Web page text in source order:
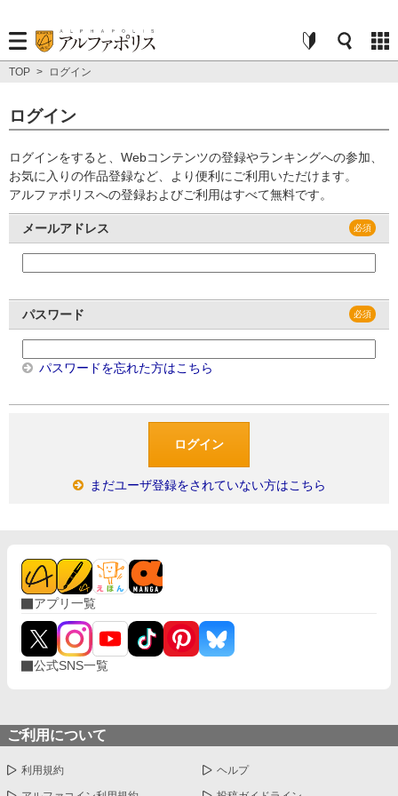
TOP > ログイン
ログイン
ログインをすると、Webコンテンツの登録やランキングへの参加、
お気に入りの作品登録など、より便利にご利用いただけます。
アルファポリスへの登録およびご利用はすべて無料です。
メールアドレス
パスワード
パスワードを忘れた方はこちら
まだユーザ登録をされていない方はこちら
アプリ一覧
公式SNS一覧
ご利用について
利用規約 ヘルプ